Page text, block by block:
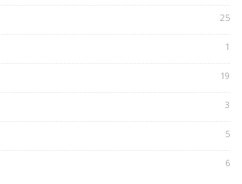
25
1
19
3
5
6